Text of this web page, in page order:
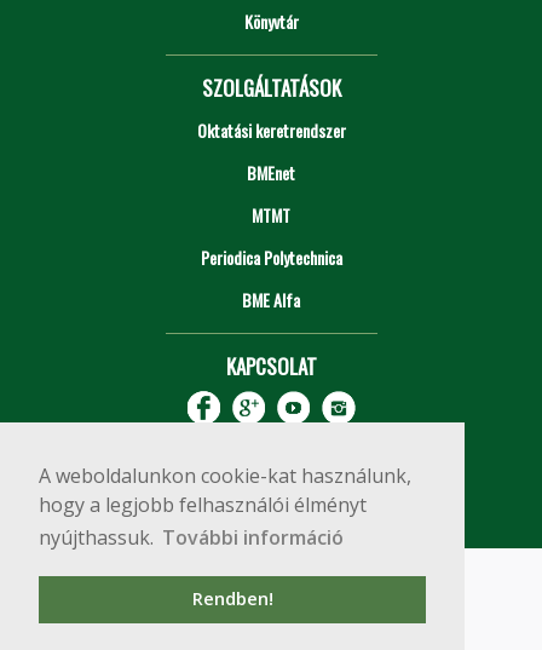
A weboldalunkon cookie-kat használunk,
hogy a legjobb felhasználói élményt
nyújthassuk. További információ
Rendben!
Könyvtár
SZOLGÁLTATÁSOK
Oktatási keretrendszer
BMEnet
MTMT
Periodica Polytechnica
BME Alfa
KAPCSOLAT
Copyright © 2020 BME Építőmérnöki Kar
1111 Budapest, Műegyetem rkp. 3.